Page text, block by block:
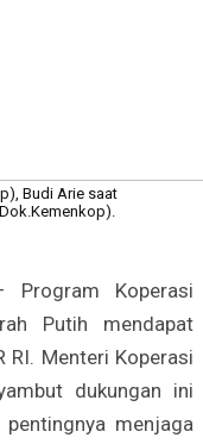
Budi Arie saat
Program Koperasi
Putih mendapat
RI. Menteri Koperasi
dukungan ini
menjaga